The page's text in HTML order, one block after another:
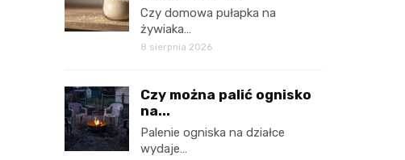
Czy domowa pułapka na
żywiaka…
8 sierpnia 2026
Czy można palić ognisko
na...
Palenie ogniska na działce
wydaje…